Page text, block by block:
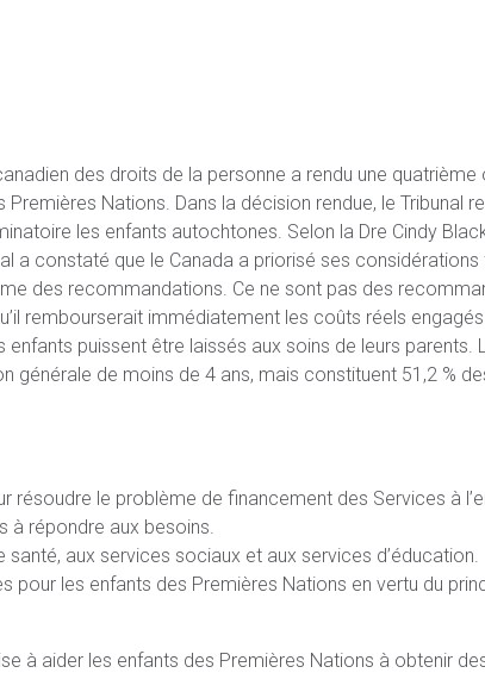
des droits de la personne a rendu une
Nations. Dans la décision rendue, le Tribunal
les enfants autochtones. Selon la Dre Cindy
a constaté que le Canada a priorisé ses
des recommandations. Ce ne sont pas des
rembourserait immédiatement les coûts réels
puissent être laissés aux soins de leurs parents.
de moins de 4 ans, mais constituent 51,2 %
le problème de financement des Services à
à répondre aux besoins.
aux services sociaux et aux services d’éducation.
les enfants des Premières Nations en vertu du
à aider les enfants des Premières Nations à obtenir